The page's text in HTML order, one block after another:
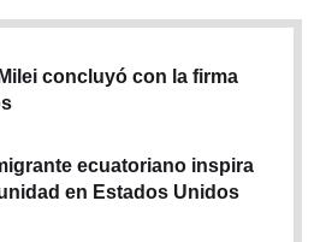
concluyó con la firma
ecuatoriano inspira
en Estados Unidos